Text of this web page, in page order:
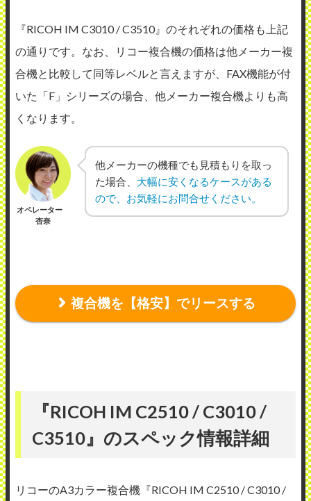
『RICOH IM C3010 / C3510』のそれぞれの価格も上記
の通りです。なお、リコー複合機の価格は他メーカー複
合機と比較して同等レベルと言えますが、FAX機能が付
いた「F」シリーズの場合、他メーカー複合機よりも高
くなります。
オペレーター
杏奈
他メーカーの機種でも見積もりを取っ
た場合、 大幅に安くなるケースがある
ので、お気軽にお問合せください。
複合機を【格安】でリースする
『RICOH IM C2510 / C3010 /
C3510』のスペック情報詳細
リコーのA3カラー複合機『RICOH IM C2510 / C3010 /